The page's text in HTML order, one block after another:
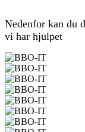
Nedenfor kan du
vi har hjulpet